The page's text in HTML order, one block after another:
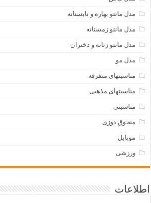
مدل مانتو بهاره و تابستانه
مدل مانتو زمستانه
مدل مانتو زنانه و دختران
مدل مو
مناسبتهای متفرقه
مناسبتهای مذهبی
مناسبتی
منجوق دوزی
موبایل
ورزشی
اطلاعات